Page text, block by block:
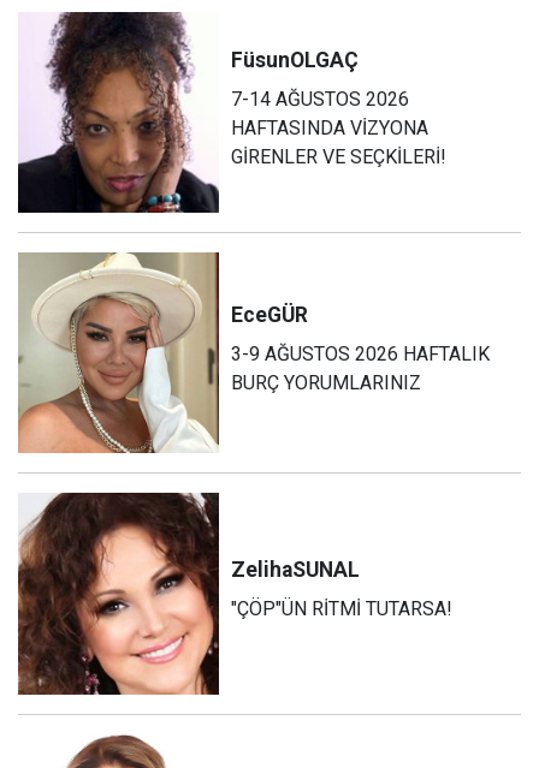
FüsunOLGAÇ
7-14 AĞUSTOS 2026
HAFTASINDA VİZYONA
GİRENLER VE SEÇKİLERİ!
EceGÜR
3-9 AĞUSTOS 2026 HAFTALIK
BURÇ YORUMLARINIZ
ZelihaSUNAL
"ÇÖP"ÜN RİTMİ TUTARSA!